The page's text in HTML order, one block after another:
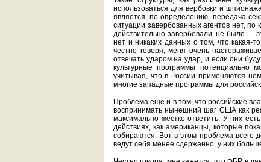
использоваться для вербовки и
является, по определению, передача
ситуации завербованных агентов нет, по
действительно завербовали, не было —
нет и никаких данных о том, что какая-
честно говоря, меня очень
отвечать ударом на удар, и если они
культурные программы потенциально
учитывая, что в России применяются
многие западные программы для
Проблема ещё и в том, что российские
воспринимать нынешний шаг США как
максимально жёстко ответить. У них
действиях, как американцы, которые
собираются. Вот в этом проблема всего
ведут себя менее сдержанно, у них